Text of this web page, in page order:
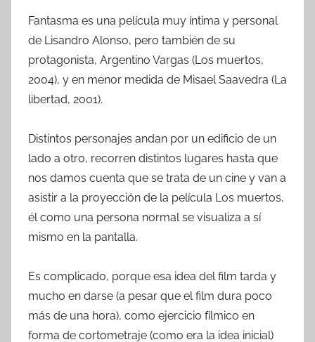
Fantasma es una película muy íntima y personal
de Lisandro Alonso, pero también de su
protagonista, Argentino Vargas (Los muertos,
2004), y en menor medida de Misael Saavedra (La
libertad, 2001).
Distintos personajes andan por un edificio de un
lado a otro, recorren distintos lugares hasta que
nos damos cuenta que se trata de un cine y van a
asistir a la proyección de la película Los muertos,
él como una persona normal se visualiza a sí
mismo en la pantalla.
Es complicado, porque esa idea del film tarda y
mucho en darse (a pesar que el film dura poco
más de una hora), como ejercicio fílmico en
forma de cortometraje (como era la idea inicial)